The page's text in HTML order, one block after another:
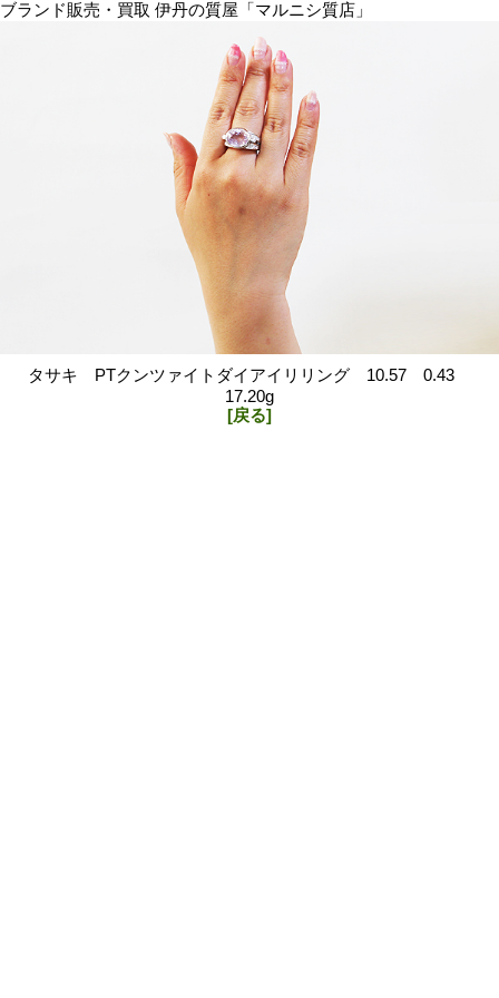
ブランド販売・買取 伊丹の質屋「マルニシ質店」
タサキ PTクンツァイトダイアイリリング 10.57 0.43
17.20g
[戻る]